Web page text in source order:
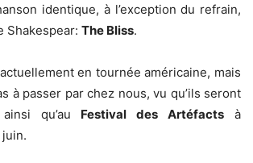
identique, à l’exception du refrain,
Shakespear: The Bliss.
en tournée américaine, mais
à passer par chez nous, vu qu’ils seront
qu’au Festival des Artéfacts à